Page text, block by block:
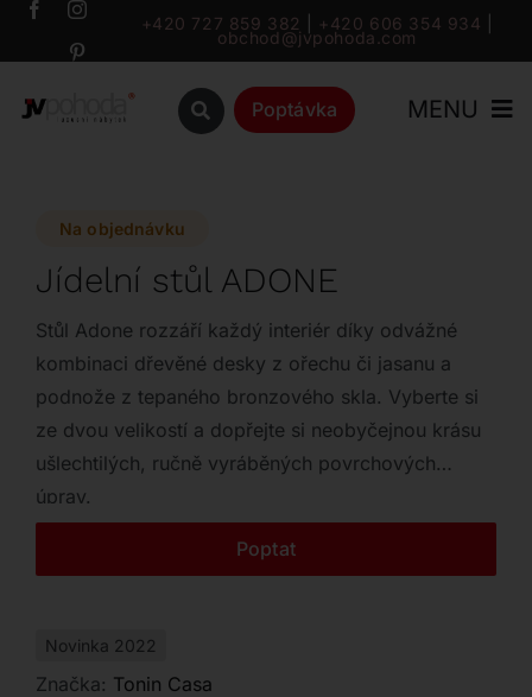
Přeskočit
+420 727 859 382 +420 606 354 934
obchod@jvpohoda.com
Poptávka MENU
Katalog
Značky
Outlet
Kontakt
Na objednávku
Jídelní stůl ADONE
Stůl Adone rozzáří každý interiér díky odvážné
kombinaci dřevěné desky z ořechu či jasanu a
podnože z tepaného bronzového skla. Vyberte si
ze dvou velikostí a dopřejte si neobyčejnou krásu
ušlechtilých, ručně vyráběných povrchových
úprav.
Poptat
Novinka 2022
Značka: Tonin Casa